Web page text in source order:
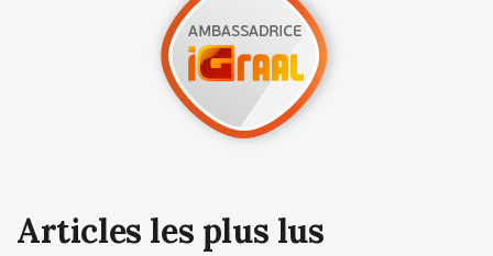
Articles les plus lus